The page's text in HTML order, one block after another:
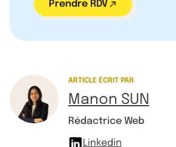
Prendre RDV
ARTICLE ÉCRIT PAR
Manon SUN
Rédactrice Web
Linkedin